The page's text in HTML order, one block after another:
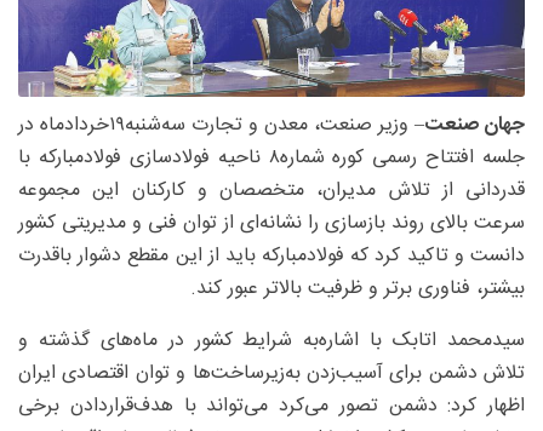
جهان صنعت
– وزیر صنعت، معدن و تجارت سه‌شنبه۱۹خردادماه در
جلسه افتتاح رسمی کوره شماره۸ ناحیه فولادسازی فولادمبارکه با
قدردانی از تلاش مدیران، متخصصان و کارکنان این مجموعه
سرعت بالای روند بازسازی را نشانه‌ای از توان فنی و مدیریتی کشور
دانست و تاکید کرد که فولادمبارکه باید از این مقطع دشوار باقدرت
بیشتر، فناوری برتر و ظرفیت بالاتر عبور کند.
سیدمحمد اتابک با اشاره‌به شرایط کشور در ماه‌های گذشته و
تلاش دشمن برای آسیب‌زدن به‌زیرساخت‌ها و توان اقتصادی ایران
اظهار کرد: دشمن تصور می‌کرد می‌تواند با هدف‌قراردادن برخی